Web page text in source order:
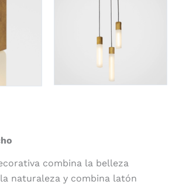
combina la belleza
naturaleza y combina latón